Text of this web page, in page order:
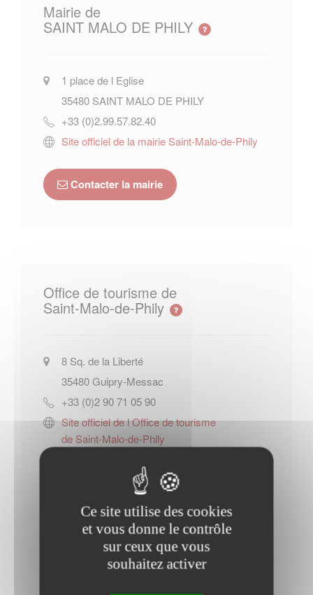
Mairie de
SAINT MALO DE PHILY
1 place de l Eglise
35480 SAINT MALO DE PHILY
+33 (0)2.99.57.82.40
Site officiel de la mairie Saint-Malo-de-Phily
Contacter la mairie
Office de tourisme de
Saint-Malo-de-Phily
8 Sq. de la Liberté
35480Guipry-Messac
+33 (0)2 90 71 05 90
Site officiel de l Office de tourisme
de Saint-Malo-de-Phily
Contacter l'office de tourisme
Ce site utilise des cookies
et vous donne le contrôle
sur ceux que vous
souhaitez activer